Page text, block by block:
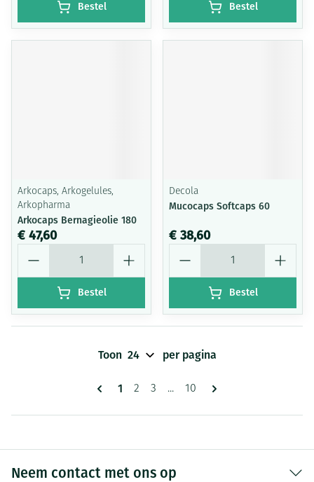
Bestel Bestel
Arkocaps, Arkogelules,
Arkopharma
Arkocaps Bernagieolie 180
€ 47,60
Bestel
Decola
Mucocaps Softcaps 60
€ 38,60
Bestel
Pagina's
U lees momenteel pagina
1 Pagina
2 Pagina
3 ... Pagina
10
Toon per pagina
Neem contact met ons op